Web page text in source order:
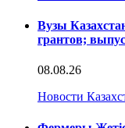
Вузы
грантов;
08.08.26
Новости